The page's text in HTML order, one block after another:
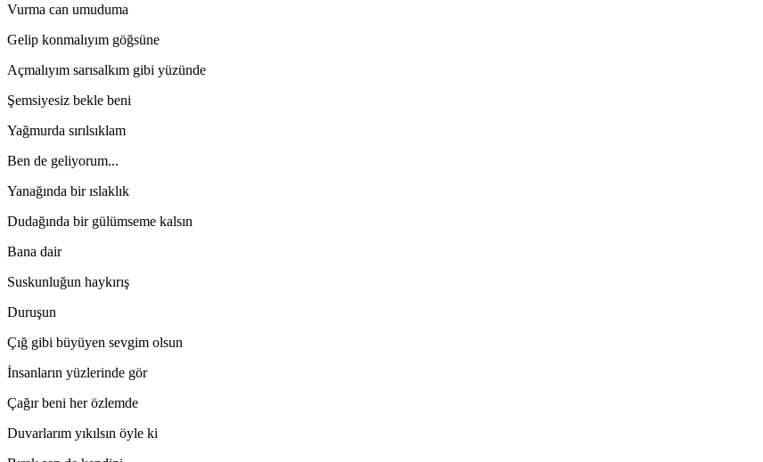
Vurma can umuduma
Gelip konmalıyım göğsüne
Açmalıyım sarısalkım gibi yüzünde
Şemsiyesiz bekle beni
Yağmurda sırılsıklam
Ben de geliyorum...
Yanağında bir ıslaklık
Dudağında bir gülümseme kalsın
Bana dair
Suskunluğun haykırış
Duruşun
Çığ gibi büyüyen sevgim olsun
İnsanların yüzlerinde gör
Çağır beni her özlemde
Duvarlarım yıkılsın öyle ki